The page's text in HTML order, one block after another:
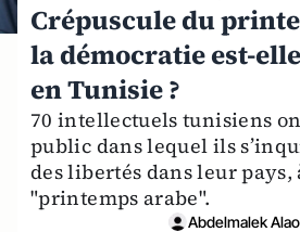
Crépuscule du
la démocratie est-
en Tunisie ?
70 intellectuels tunisiens
public dans lequel ils
des libertés dans leur
"printemps arabe".
Abdelmalek